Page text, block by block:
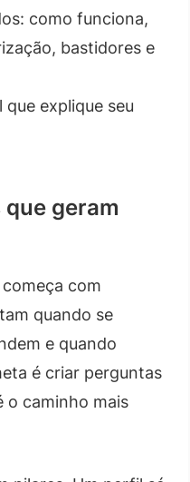
como funciona,
bastidores e
explique seu
geram
com
quando se
e quando
é criar perguntas
o caminho mais